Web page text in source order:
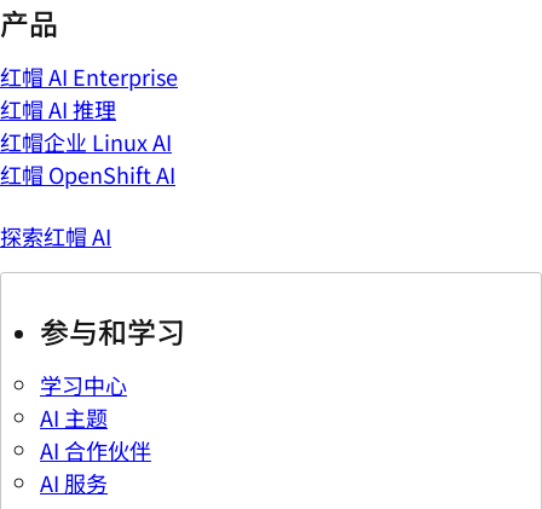
产品
红帽 AI Enterprise
红帽 AI 推理
红帽企业 Linux AI
红帽 OpenShift AI
探索红帽 AI
参与和学习
学习中心
AI 主题
AI 合作伙伴
AI 服务